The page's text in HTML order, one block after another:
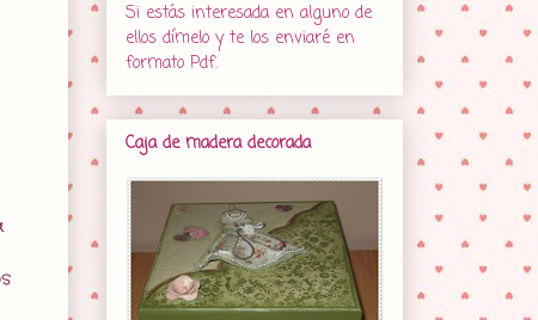
Si estás interesada en alguno de
ellos dímelo y te los enviaré en
formato Pdf.
Caja de madera decorada